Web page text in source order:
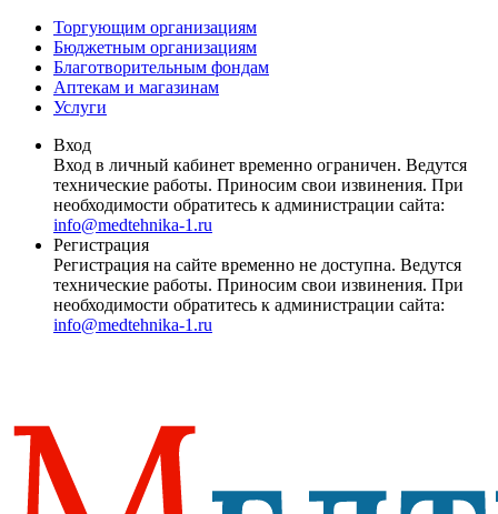
Торгующим организациям
Бюджетным организациям
Благотворительным фондам
Аптекам и магазинам
Услуги
Вход
Вход в личный кабинет временно ограничен. Ведутся
технические работы. Приносим свои извинения. При
необходимости обратитесь к администрации сайта:
info@medtehnika-1.ru
Регистрация
Регистрация на сайте временно не доступна. Ведутся
технические работы. Приносим свои извинения. При
необходимости обратитесь к администрации сайта:
info@medtehnika-1.ru